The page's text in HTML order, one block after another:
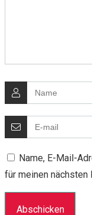
Name, E-Mail-
für meinen nächsten